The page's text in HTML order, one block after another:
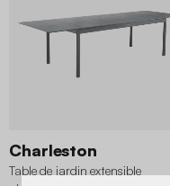
Charleston
Table de jardin extensible